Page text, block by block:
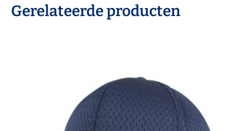
Gerelateerde producten